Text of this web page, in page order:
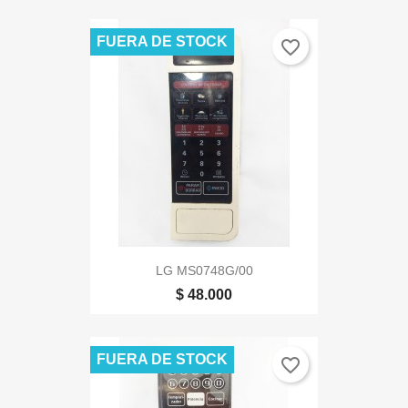
LG MS0748G/00
$ 48.000
FUERA DE STOCK favorite_border
FUERA DE STOCK favorite_border